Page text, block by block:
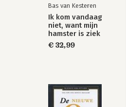
Bas van Kesteren
Ik kom vandaag
niet, want mijn
hamster is ziek
€ 32,99